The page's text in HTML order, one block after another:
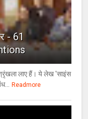
- 61
लाए हैं। ये लेख 'साइंस
Readmore